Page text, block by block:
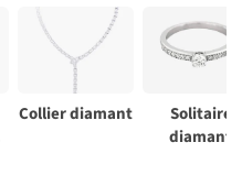
Collier diamant
Solitaire
diamant